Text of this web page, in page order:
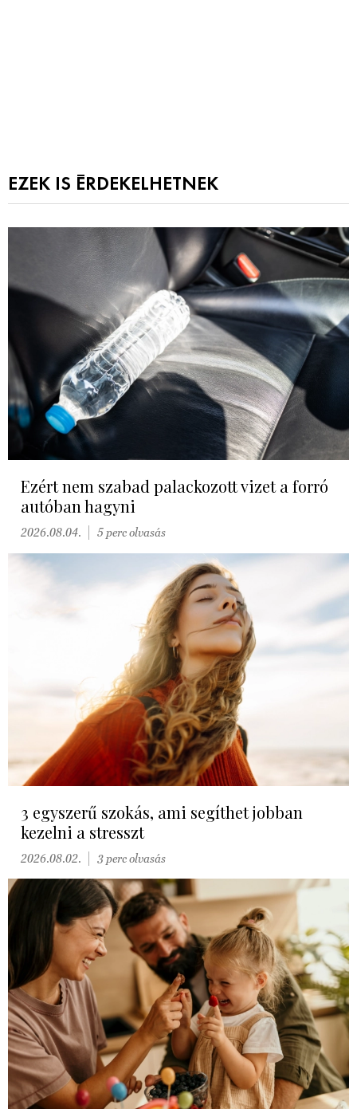
EZEK IS ÉRDEKELHETNEK
Ezért nem szabad palackozott vizet a forró
autóban hagyni
2026.08.04. 5 perc olvasás
3 egyszerű szokás, ami segíthet jobban
kezelni a stresszt
2026.08.02. 3 perc olvasás